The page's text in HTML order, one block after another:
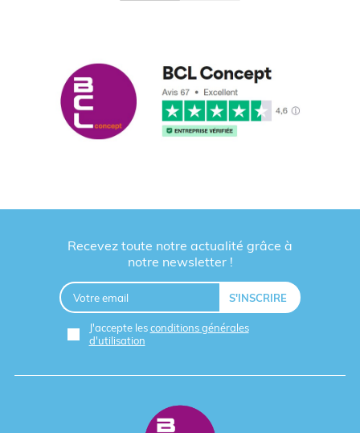
Câbles et hub USB multiports
Supports de téléphone
Sac shopping - Cabas
Découvrez nos actualités de produits publicitaires
en ligne :
vestes publicitaires personnalisées
Tee-shirts personnalisés publicitaires
Recevez toute notre actualité grâce à
notre newsletter !
J'accepte lesconditions générales
d'utilisation